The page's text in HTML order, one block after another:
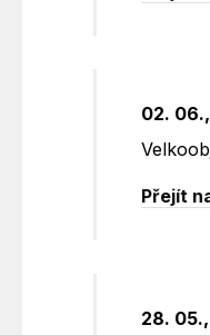
02.
Přejít
28.